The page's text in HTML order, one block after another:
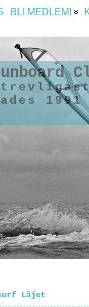
BLI MEDLEM!
Läjet